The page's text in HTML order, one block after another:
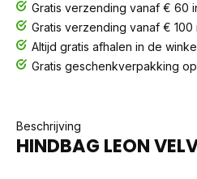
Gratis verzending vanaf € 60
Gratis verzending vanaf € 100
Altijd gratis afhalen in de
Gratis geschenkverpakking
Beschrijving
HINDBAG LEON